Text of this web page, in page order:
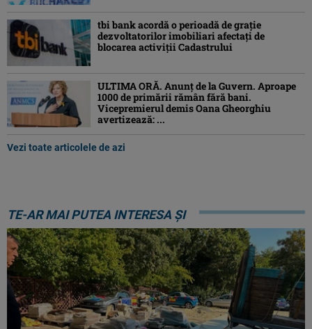
tbi bank acordă o perioadă de grație
dezvoltatorilor imobiliari afectați de
blocarea activiții Cadastrului
ULTIMA ORĂ. Anunț de la Guvern. Aproape
1000 de primării rămân fără bani.
Vicepremierul demis Oana Gheorghiu
avertizează: ...
Vezi toate articolele de azi
TE-AR MAI PUTEA INTERESA ȘI